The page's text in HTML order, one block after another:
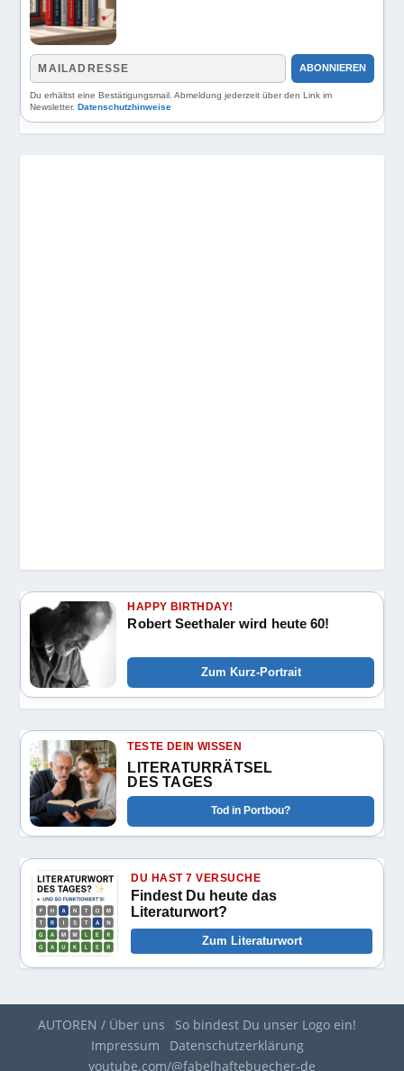
ABONNIEREN
Du erhältst eine Bestätigungsmail. Abmeldung jederzeit über den Link im
Newsletter.Datenschutzhinweise
HAPPY BIRTHDAY!
Robert Seethaler wird heute 60!
Zum Kurz-Portrait
TESTE DEIN WISSEN
LITERATURRÄTSEL
DES TAGES
Tod in Portbou?
DU HAST 7 VERSUCHE
Findest Du heute das
Literaturwort?
Zum Literaturwort
AUTOREN / Über uns
So bindest Du unser Logo ein!
Impressum
Datenschutzerklärung
youtube.com/@fabelhaftebuecher-de